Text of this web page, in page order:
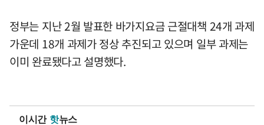
정부는 지난 2월 발표한 바가지요금 근절대책 24개 과제
가운데 18개 과제가 정상 추진되고 있으며 일부 과제는
이미 완료됐다고 설명했다.
이시간 핫뉴스